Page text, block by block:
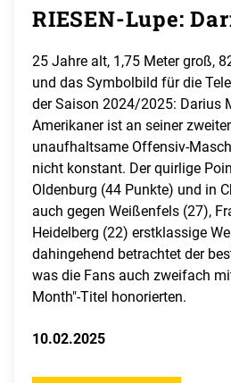
RIESEN-Lupe:
25 Jahre alt, 1,75 Meter groß,
und das Symbolbild für die
der Saison 2024/2025: Darius
Amerikaner ist an seiner
unaufhaltsame Offensiv-
nicht konstant. Der quirlige
Oldenburg (44 Punkte) und in
auch gegen Weißenfels (27),
Heidelberg (22) erstklassige
dahingehend betrachtet der
was die Fans auch zweifach
Month"-Titel honorierten.
10.02.2025